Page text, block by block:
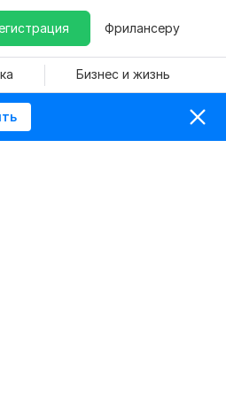
Фрилансеру
Бизнес и жизнь